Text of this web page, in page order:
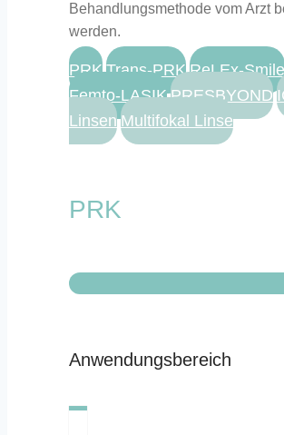
Behandlungsmethode vom Arzt
werden.
PRK Trans-PRK ReLEx-Smile
Femto-LASIK PRESBYOND
Linsen Multifokal Linse
PRK
Anwendungsbereich